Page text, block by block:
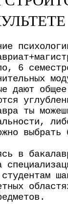
6
дают
ты
выбрать
в